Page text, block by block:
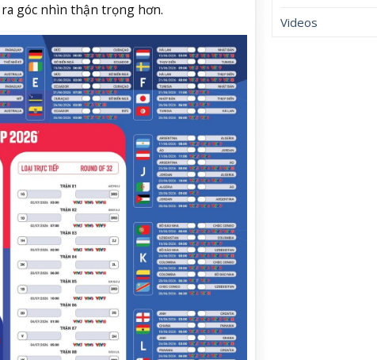
góc nhìn thận trọng hơn.
Videos